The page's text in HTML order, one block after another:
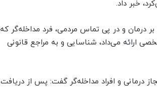
خبر داد.
درمان و در پی تماس مردمی، فرد مداخله‌گر که
می‌داد، شناسایی و به مراجع قانونی
درمانی و افراد مداخله‌گر گفت: پس از دریافت